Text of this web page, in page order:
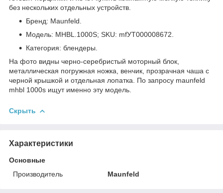
без нескольких отдельных устройств.
Бренд: Maunfeld.
Модель: MHBL.1000S; SKU: mfУТ000008672.
Категория: блендеры.
На фото видны черно-серебристый моторный блок,
металлическая погружная ножка, венчик, прозрачная чаша с
черной крышкой и отдельная лопатка. По запросу maunfeld
mhbl 1000s ищут именно эту модель.
Скрыть
Характеристики
Основные
Производитель
Maunfeld